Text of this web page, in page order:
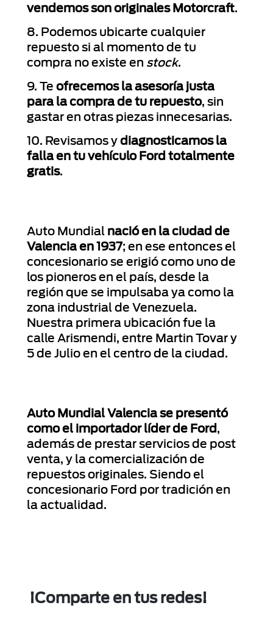
vendemos son originales Motorcraft.
8. Podemos ubicarte cualquier
repuesto si al momento de tu
compra no existe en stock.
9. Te ofrecemos la asesoría justa
para la compra de tu repuesto, sin
gastar en otras piezas innecesarias.
10. Revisamos y diagnosticamos la
falla en tu vehículo Ford totalmente
gratis.
Auto Mundial nació en la ciudad de
Valencia en 1937; en ese entonces el
concesionario se erigió como uno de
los pioneros en el país, desde la
región que se impulsaba ya como la
zona industrial de Venezuela.
Nuestra primera ubicación fue la
calle Arismendi, entre Martin Tovar y
5 de Julio en el centro de la ciudad.
Auto Mundial Valencia se presentó
como el importador líder de Ford,
además de prestar servicios de post
venta, y la comercialización de
repuestos originales. Siendo el
concesionario Ford por tradición en
la actualidad.
¡Comparte en tus redes!